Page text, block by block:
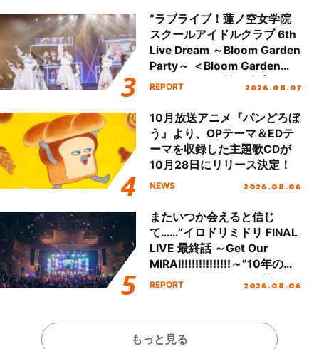
“ラブライブ！蓮ノ空女学院
スクールアイドルクラブ 6th
Live Dream ～Bloom Garden
Party～ ＜Bloom Garden
Party Stage／埼玉公演＞”
REPORT 2026.08.07
10月放送アニメ『パンどろぼ
う』より、OPテーマ＆EDテ
ーマを収録した主題歌CDが
10月28日にリリース決定！
NEWS 2026.08.06
またいつか会えると信じ
て……“イロドリミドリ FINAL
LIVE 最終話 ～Get Our
MIRAI!!!!!!!!!!!!!!～”10年の活
動を経てファイナルを迎える
REPORT 2026.08.06
もっと見る